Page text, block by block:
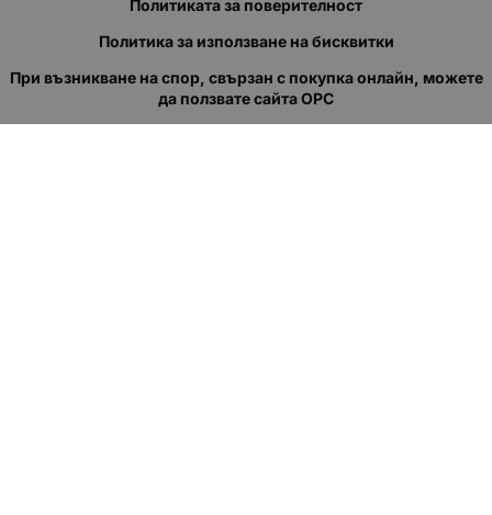
Политиката за поверителност
Политика за използване на бисквитки
При възникване на спор, свързан с покупка онлайн, можете
да ползвате сайта ОРС